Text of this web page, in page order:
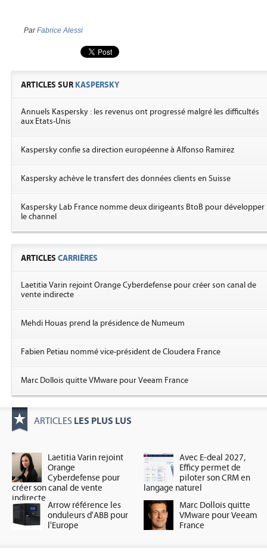
ParFabrice Alessi
ARTICLES SUR KASPERSKY
Annuels Kaspersky : les revenus ont progressé malgré les difficultés
aux Etats-Unis
Kaspersky confie sa direction européenne à Alfonso Ramirez
Kaspersky achève le transfert des données clients en Suisse
Kaspersky Lab France nomme deux dirigeants BtoB pour développer
le channel
ARTICLES CARRIÈRES
Laetitia Varin rejoint Orange Cyberdefense pour créer son canal de
vente indirecte
Mehdi Houas prend la présidence de Numeum
Fabien Petiau nommé vice-président de Cloudera France
Marc Dollois quitte VMware pour Veeam France
ARTICLES LES PLUS LUS
Laetitia Varin rejoint
Orange
Cyberdefense pour
créer son canal de vente
indirecte
Avec E-deal 2027,
Efficy permet de
piloter son CRM en
langage naturel
Arrow référence les
onduleurs d'ABB pour
l'Europe
Marc Dollois quitte
VMware pour Veeam
France